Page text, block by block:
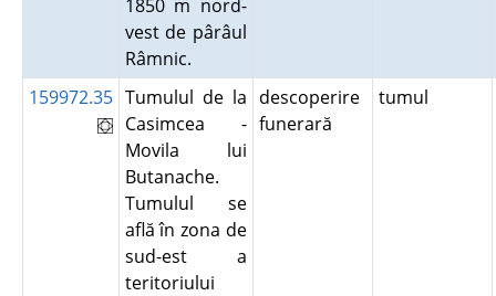
1850 m nord-
vest de pârâul
Râmnic.
159972.35 Tumulul de la
Casimcea -
Movila lui
Butanache.
Tumulul se
află în zona de
sud-est a
teritoriului
descoperire
funerară
tumul